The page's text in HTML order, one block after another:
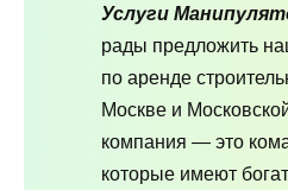
Услуги
рады предложить
по аренде
Москве и
компания — это
которые имеют